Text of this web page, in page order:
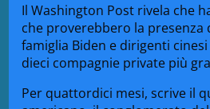
Il Washington Post rivela che
che proverebbero la
famiglia Biden e dirigenti
dieci compagnie private più
Per quattordici mesi, scrive il